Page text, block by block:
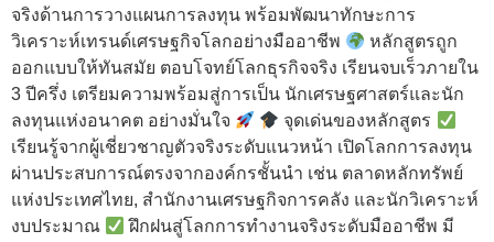
จริงด้านการวางแผนการลงทุน พร้อมพัฒนาทักษะการ
วิเคราะห์เทรนด์เศรษฐกิจโลกอย่างมืออาชีพ
หลักสูตรถูก
ออกแบบให้ทันสมัย ตอบโจทย์โลกธุรกิจจริง เรียนจบเร็วภายใน
3 ปีครึ่ง เตรียมความพร้อมสู่การเป็น นักเศรษฐศาสตร์และนัก
ลงทุนแห่งอนาคต อย่างมั่นใจ
จุดเด่นของหลักสูตร
เรียนรู้จากผู้เชี่ยวชาญตัวจริงระดับแนวหน้า เปิดโลกการลงทุน
ผ่านประสบการณ์ตรงจากองค์กรชั้นนำ เช่น ตลาดหลักทรัพย์
แห่งประเทศไทย, สำนักงานเศรษฐกิจการคลัง และนักวิเคราะห์
งบประมาณ
ฝึกฝนสู่โลกการทำงานจริงระดับมืออาชีพ มี